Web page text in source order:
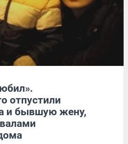
отпустили
и бывшую жену,